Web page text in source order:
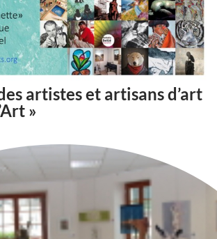
artistes et artisans d’art
»